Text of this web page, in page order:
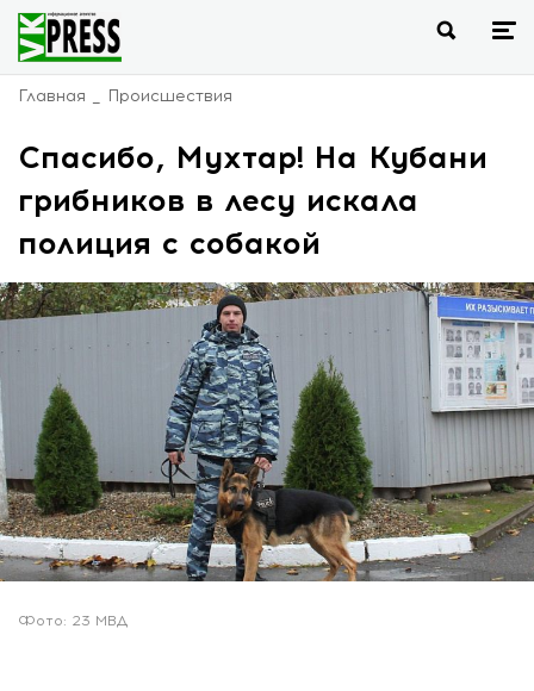
Главная Происшествия
Спасибо, Мухтар! На Кубани
грибников в лесу искала
полиция с собакой
Фото: 23 МВД